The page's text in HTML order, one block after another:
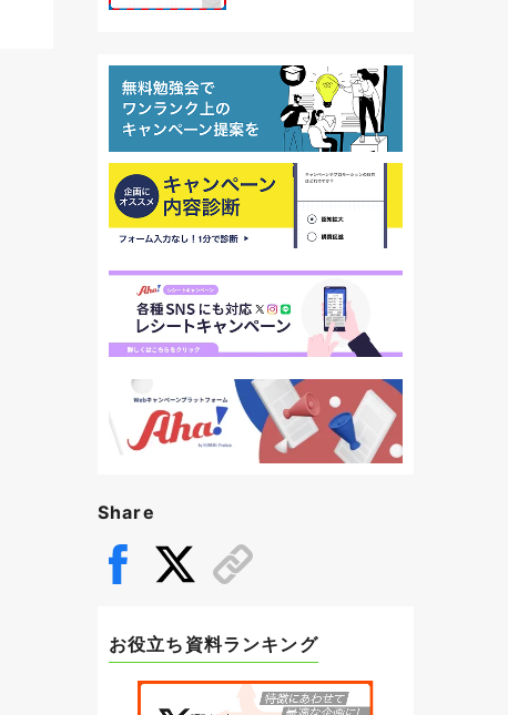
Share
お役立ち資料ランキング